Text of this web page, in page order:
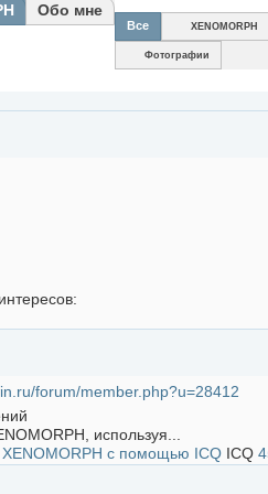
Обо мне
Все XENOMORPH
Фотографии
forum/member.php?u=28412
используя...
ICQ